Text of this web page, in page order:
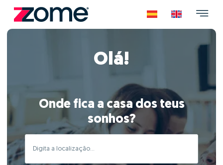
Olá!
Onde fica a casa dos teus
sonhos?